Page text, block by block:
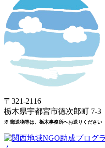
〒321-2116
栃木県宇都宮市徳次郎町 7-3
※ 郵送物等は、栃木事務所へお送りください